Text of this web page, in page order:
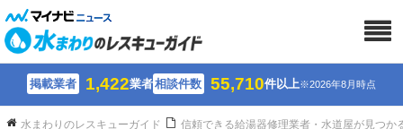
掲載業者 1,422業者相談件数 55,710件以上※2026年8月時点
水まわりのレスキューガイド 信頼できる給湯器修理業者・水道屋が見つか